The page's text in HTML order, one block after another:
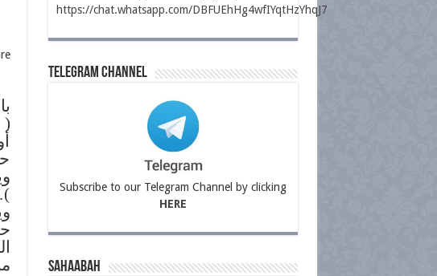
(
https://chat.whatsapp.com/DBFUEhHg4wfIYqtHzYhqJ7
Telegram Channel
Subscribe to our Telegram Channel by clicking
HERE
Sahaabah